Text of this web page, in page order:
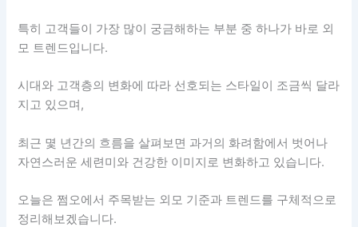
특히 고객들이 가장 많이 궁금해하는 부분 중 하나가 바로 외
모 트렌드입니다.
시대와 고객층의 변화에 따라 선호되는 스타일이 조금씩 달라
지고 있으며,
최근 몇 년간의 흐름을 살펴보면 과거의 화려함에서 벗어나
자연스러운 세련미와 건강한 이미지로 변화하고 있습니다.
오늘은 쩜오에서 주목받는 외모 기준과 트렌드를 구체적으로
정리해보겠습니다.